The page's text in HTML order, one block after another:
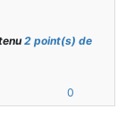
2 point(s) de
0